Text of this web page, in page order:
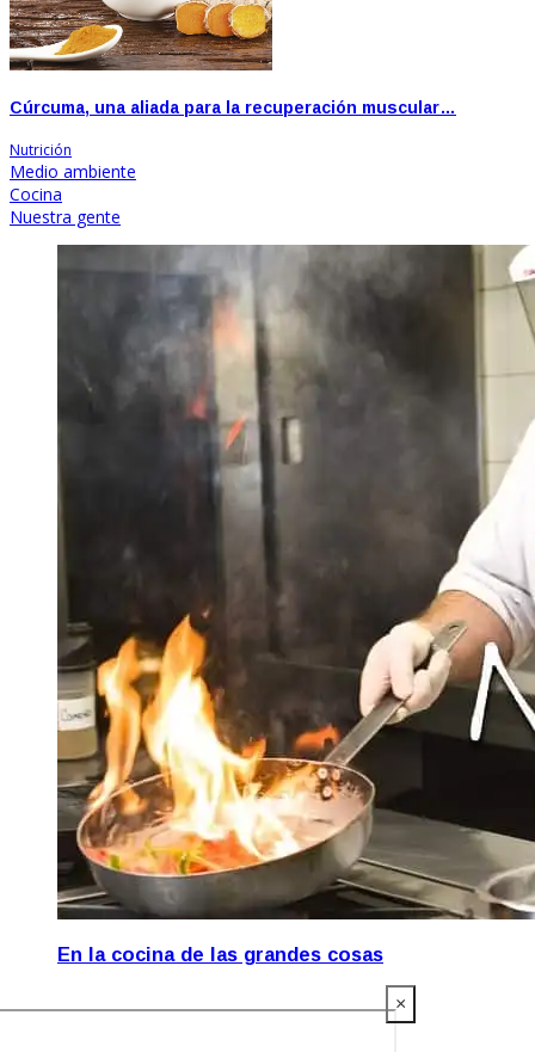
Cúrcuma, una aliada para la recuperación muscular…
Nutrición
Medio ambiente
Cocina
Nuestra gente
En la cocina de las grandes cosas
×